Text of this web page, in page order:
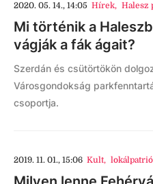
2020. 05. 14., 14:05 Hírek, Halesz
Mi történik a
vágják a fák ágait?
Szerdán és csütörtökön
Városgondokság
csoportja.
2019. 11. 01., 15:06 Kult,